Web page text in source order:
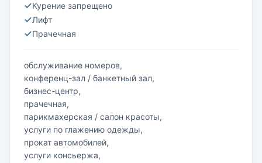
Курение запрещено
Лифт
Прачечная
обслуживание номеров,
конференц-зал / банкетный зал,
бизнес-центр,
прачечная,
парикмахерская / салон красоты,
услуги по глажению одежды,
прокат автомобилей,
услуги консьержа,